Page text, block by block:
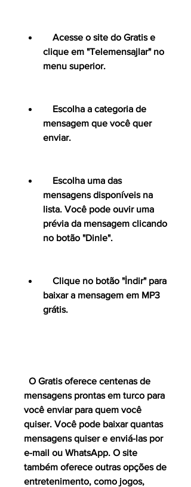
clique em "Telemensajlar" no
menu superior.
mensagem que você quer
enviar.
mensagens disponíveis na
lista. Você pode ouvir uma
prévia da mensagem clicando
no botão "Dinle".
baixar a mensagem em MP3
grátis.
mensagens prontas em turco para
você enviar para quem você
quiser. Você pode baixar quantas
mensagens quiser e enviá-las por
e-mail ou WhatsApp. O site
também oferece outras opções de
entretenimento, como jogos,